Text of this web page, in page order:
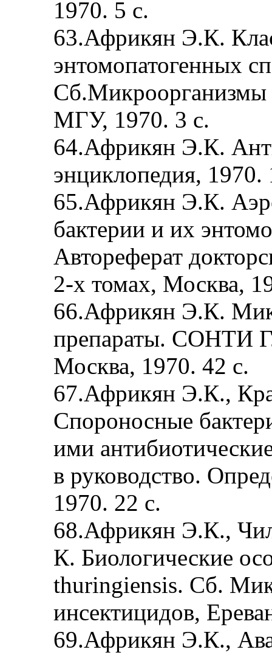
1970. 5 с.
63.Африкян Э.К.
энтомопатогенных
Сб.Микроорганизмы
МГУ, 1970. 3 с.
64.Африкян Э.К.
энциклопедия, 1970.
65.Африкян Э.К.
бактерии и их
Автореферат
2-х томах, Москва,
66.Африкян Э.К.
препараты. СОНТИ
Москва, 1970. 42 с.
67.Африкян Э.К.,
Спороносные
ими
в руководство.
1970. 22 с.
68.Африкян Э.К.,
К. Биологические
thuringiensis. Сб.
инсектицидов,
69.Африкян Э.К.,